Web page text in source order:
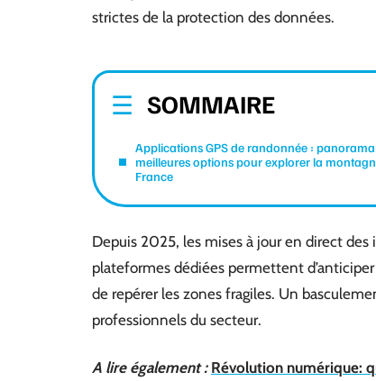
strictes de la protection des données.
SOMMAIRE
Applications GPS de randonnée :
meilleures options pour explorer la
France
Depuis 2025, les mises à jour en direct
plateformes dédiées permettent d’anticiper
de repérer les zones fragiles. Un
professionnels du secteur.
A lire également : Révolution numérique: